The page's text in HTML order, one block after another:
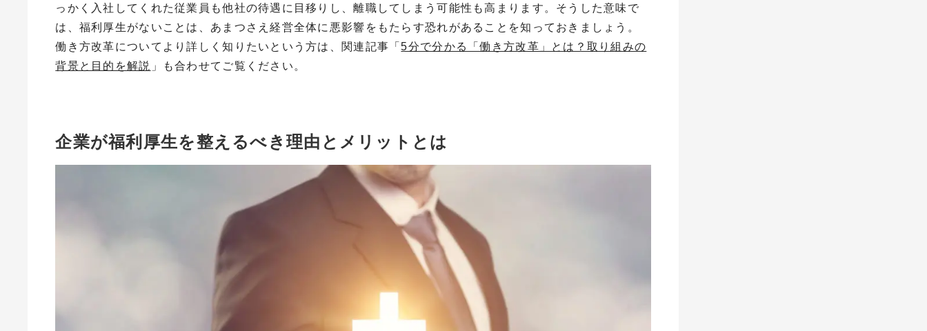
っかく入社してくれた従業員も他社の待遇に目移りし、離職してしまう可能性も高まります。そうした意味で
は、福利厚生がないことは、あまつさえ経営全体に悪影響をもたらす恐れがあることを知っておきましょう。
働き方改革についてより詳しく知りたいという方は、関連記事「5分で分かる「働き方改革」とは？取り組みの
背景と目的を解説 」も合わせてご覧ください。
企業が福利厚生を整えるべき理由とメリットとは